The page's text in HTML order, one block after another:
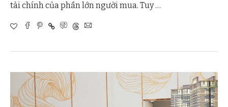
tài chính của phần lớn người mua. Tuy …